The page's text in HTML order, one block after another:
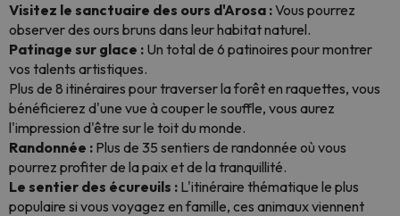
Visitez le sanctuaire des ours d'Arosa :Vous pourrez
observer des ours bruns dans leur habitat naturel.
Patinage sur glace : Un total de 6 patinoires pour montrer
vos talents artistiques.
Plus de 8 itinéraires pour traverser la forêt en raquettes, vous
bénéficierez d'une vue à couper le souffle, vous aurez
l'impression d'être sur le toit du monde.
Randonnée : Plus de 35 sentiers de randonnée où vous
pourrez profiter de la paix et de la tranquillité.
Le sentier des écureuils : L'itinéraire thématique le plus
populaire si vous voyagez en famille, ces animaux viennent